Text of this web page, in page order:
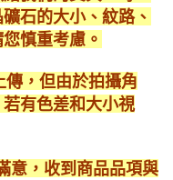
石的大小、紋路、
慎重考慮。
，但由於拍攝角
有色差和大小視
意，收到商品品項與